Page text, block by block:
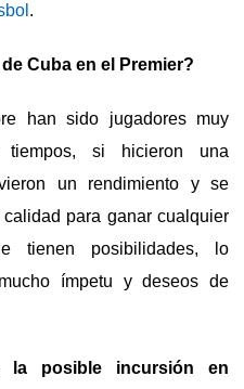
.
Cuba en el Premier?
han sido jugadores muy
si hicieron una
un rendimiento y se
para ganar cualquier
tienen posibilidades, lo
ímpetu y deseos de
la posible incursión en